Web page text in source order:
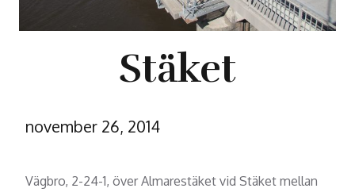
Stäket
november 26, 2014
Vägbro, 2-24-1, över Almarestäket vid Stäket mellan